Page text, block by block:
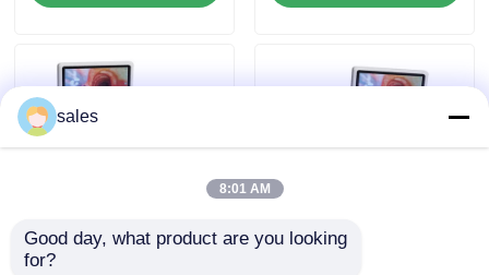
আমাদের সাথে যোগাযোগ করুন
উদ্ধৃতির জন্য আবেদন
ল্যারিঞ্জিয়াল মাস্ক এয়ারওয়ে
ভিজ্যুয়াল কম্বাইন্ড
sales
8:01 AM
Good day, what product are you looking
for?